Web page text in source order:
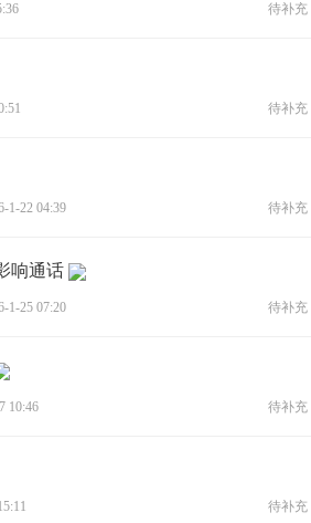
待补充
待补充
1-22 04:39 待补充
响通话
1-25 07:20 待补充
10:46 待补充
待补充